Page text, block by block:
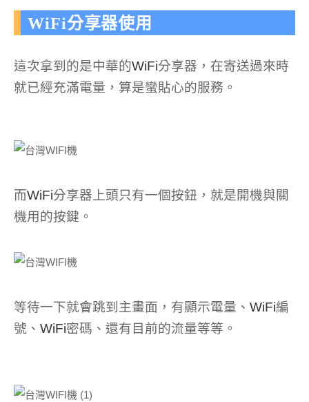
WiFi分享器使用
這次拿到的是中華的WiFi分享器，在寄送過來時
就已經充滿電量，算是蠻貼心的服務。
而WiFi分享器上頭只有一個按鈕，就是開機與關
機用的按鍵。
等待一下就會跳到主畫面，有顯示電量、 WiFi編
號、 WiFi密碼、還有目前的流量等等。